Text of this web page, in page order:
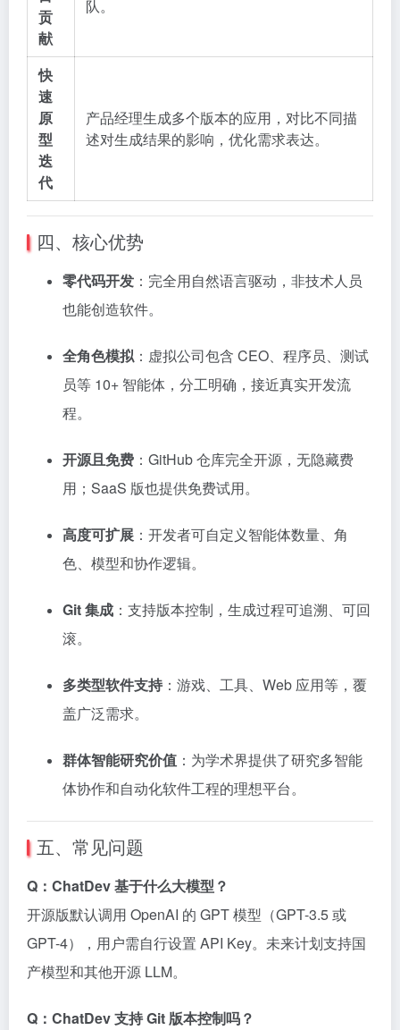
贡
献
队。
快
速
原
型
迭
代
产品经理生成多个版本的应用，对比不同描
述对生成结果的影响，优化需求表达。
四、核心优势
零代码开发 ：完全用自然语言驱动，非技术人员
也能创造软件。
全角色模拟：虚拟公司包含 CEO、程序员、测试
员等 10+ 智能体，分工明确，接近真实开发流
程。
开源且免费 ：GitHub 仓库完全开源，无隐藏费
用；SaaS 版也提供免费试用。
高度可扩展 ：开发者可自定义智能体数量、角
色、模型和协作逻辑。
Git 集成 ：支持版本控制，生成过程可追溯、可回
滚。
多类型软件支持 ：游戏、工具、Web 应用等，覆
盖广泛需求。
群体智能研究价值 ：为学术界提供了研究多智能
体协作和自动化软件工程的理想平台。
五、常见问题
Q：ChatDev 基于什么大模型？
开源版默认调用 OpenAI 的 GPT 模型（GPT-3.5 或
GPT-4），用户需自行设置 API Key。未来计划支持国
产模型和其他开源 LLM。
Q：ChatDev 支持 Git 版本控制吗？